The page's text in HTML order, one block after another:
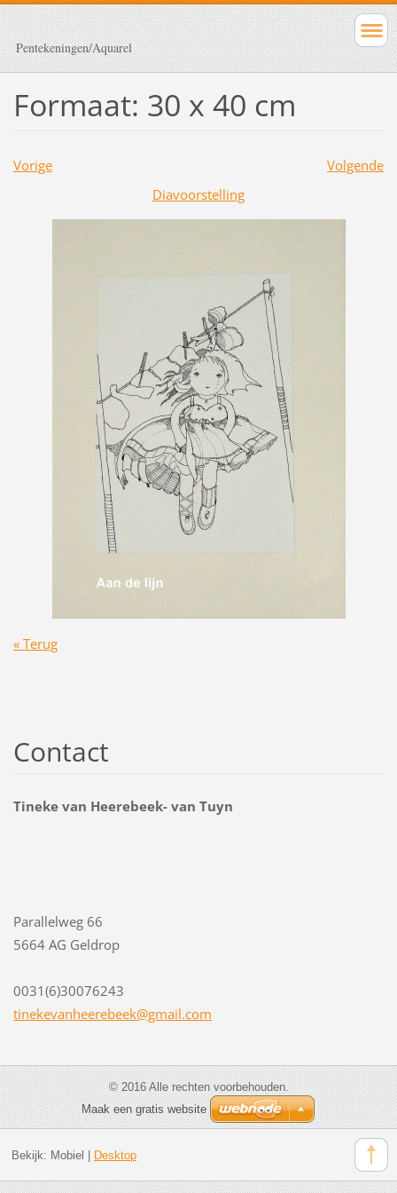
Pentekeningen/Aquarel
Formaat: 30 x 40 cm
Vorige
Volgende
Diavoorstelling
« Terug
Contact
Tineke van Heerebeek- van Tuyn
Parallelweg 66
5664 AG Geldrop
0031(6)30076243
tinekevanheerebeek@gmail.com
© 2016 Alle rechten voorbehouden.
Maak een gratis website
Bekijk: Mobiel Desktop